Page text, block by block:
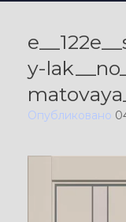
y-
Опубликовано